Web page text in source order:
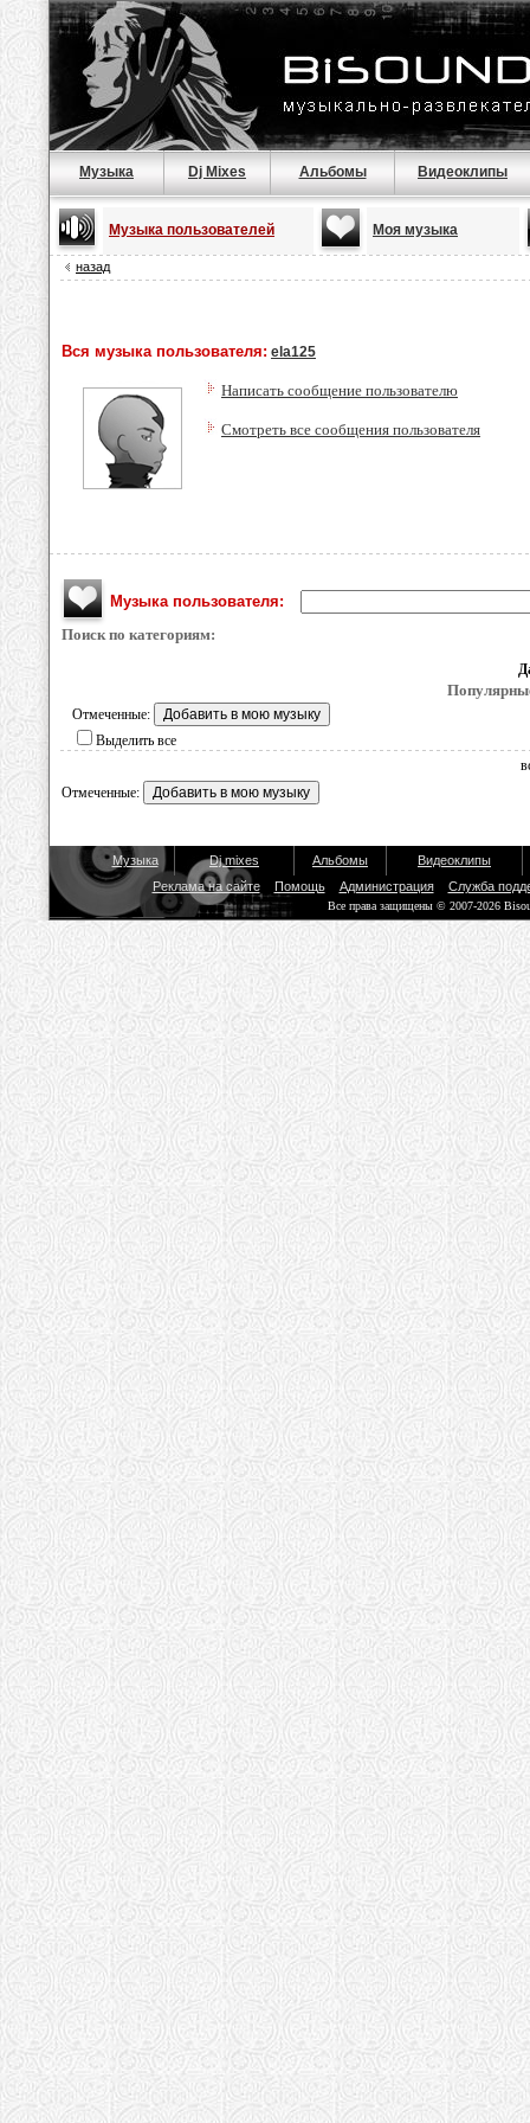
Музыка Dj Mixes Альбомы Видеоклипы
Музыка пользователей Моя музыка
назад
Вся музыка пользователя: ela125
Написать сообщение пользователю
Смотреть все сообщения пользователя
Музыка пользователя:
Поиск по категориям:
Отмеченные:
Выделить все
Отмеченные:
Музыка Dj mixes Альбомы
Видеоклипы
Реклама на сайте
Помощь Администрация Служба
Все права защищены © 2007-2026